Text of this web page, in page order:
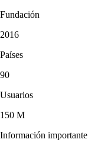
Fundación
2016
Países
90
Usuarios
150 M
Información importante